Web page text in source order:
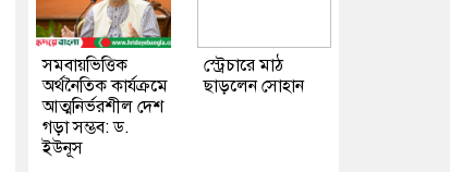
সমবায়ভিত্তিক
অর্থনৈতিক কার্যক্রমে
আত্মনির্ভরশীল দেশ
গড়া সম্ভব: ড.
ইউনূস
স্ট্রেচারে মাঠ
ছাড়লেন সোহান